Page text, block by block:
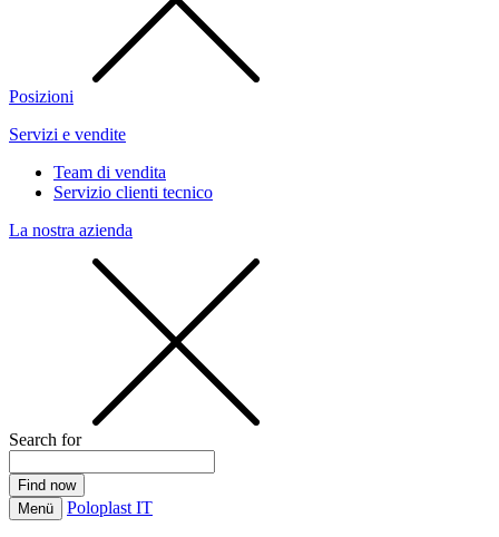
Posizioni
Servizi e vendite
Team di vendita
Servizio clienti tecnico
La nostra azienda
Search for
Menü Poloplast IT